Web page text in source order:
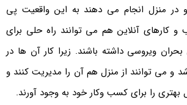
در منزل انجام می دهند به این واقعیت پی
کارهای آنلاین هم می توانند راه حلی برای
بحران ویروسی داشته باشند. زیرا کار آن ها در
و می توانند از منزل هم آن را مدیریت کنند و
بهتری را برای کسب وکار خود به وجود آورند.